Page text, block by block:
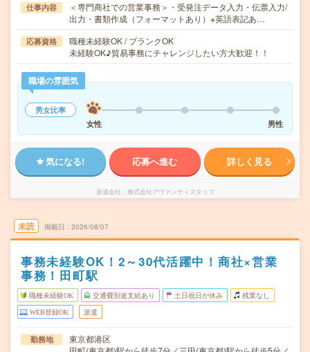
仕事内容
＜専門商社での営業事務＞・受発注データ入力・伝票入力/
出力・書類作成（フォーマットあり）※英語表記あ…
応募資格
職種未経験OK / ブランクOK
未経験OK♪貿易事務にチャレンジしたい方大歓迎！！
職場の雰囲気
男女比率
女性
男性
気になる! 応募へ進む 詳しく見る
派遣会社 株式会社アヴァンティスタッフ
未読 掲載日 2026/08/07
事務未経験OK！2～30代活躍中！商社×営業
事務！田町駅
職種未経験OK 交通費別途支給あり 土日祝日が休み 残業なし
WEB登録OK 派遣
勤務地
東京都港区